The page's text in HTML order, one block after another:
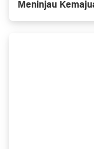
Meninjau